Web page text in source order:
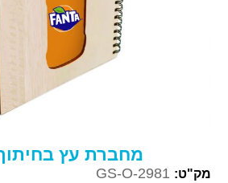
מחברת עץ בחיתוך
מק"ט: GS-O-2981